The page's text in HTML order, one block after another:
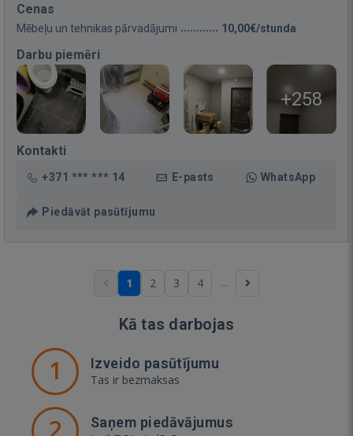
Cenas
Mēbeļu un tehnikas pārvadājumi 10,00€/stunda
Darbu piemēri
+258
Kontakti
+371 *** *** 14 E-pasts WhatsApp
Piedāvāt pasūtījumu
1 2 3 4 ...
Kā tas darbojas
1 Izveido pasūtījumu
Tas ir bezmaksas
2 Saņem piedāvājumus